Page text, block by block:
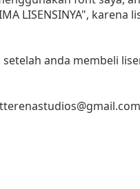
LISENSINYA", karena
anda membeli